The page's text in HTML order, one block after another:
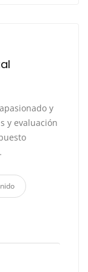
y
y evaluación